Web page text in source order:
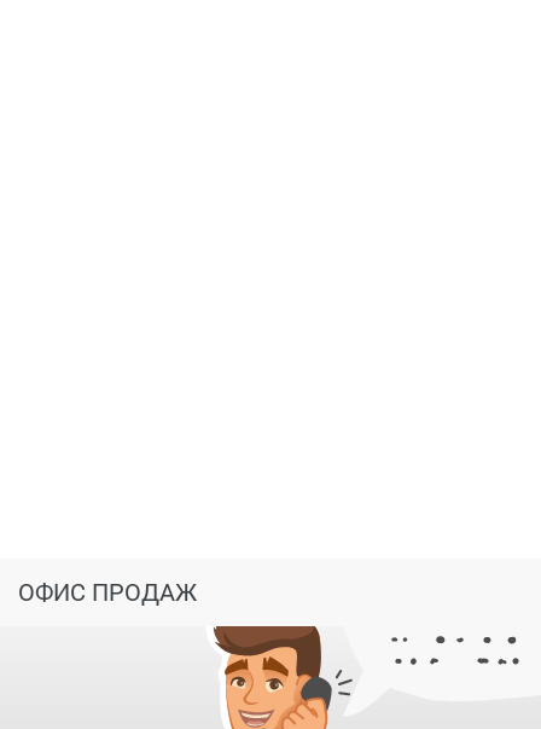
ОФИС ПРОДАЖ